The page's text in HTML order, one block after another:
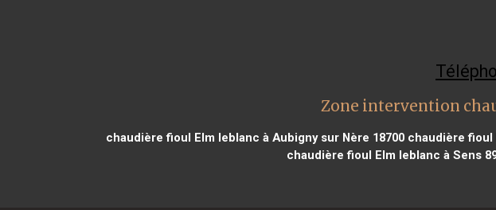
Zone intervention
chaudière fioul Elm leblanc à Aubigny sur Nère 18700 chaudière fioul
chaudière fioul Elm leblanc à Sens